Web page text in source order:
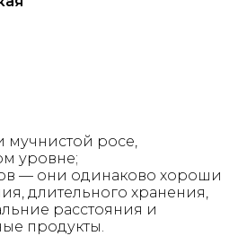
мучнистой росе,
уровне;
— они одинаково хороши
длительного хранения,
расстояния и
продукты.